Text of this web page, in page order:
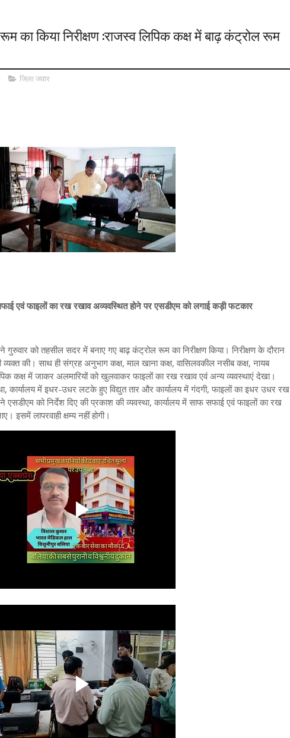
का किया निरीक्षण :राजस्व लिपिक कक्ष में बाढ़ कंट्रोल रूम
जिला जवार
एवं फाइलों का रख रखाव अव्यवस्थित होने पर एसडीएम को लगाई कड़ी फटकार
गुरुवार को तहसील सदर में बनाए गए बाढ़ कंट्रोल रूम का निरीक्षण किया। निरीक्षण के दौरान
की। साथ ही संग्रह अनुभाग कक्ष, माल खाना कक्ष, वासिलवकील नसीब कक्ष, नायब
कक्ष में जाकर अलमारियों को खुलवाकर फाइलों का रख रखाव एवं अन्य व्यवस्थाएं देखा।
कार्यालय में इधर-उधर लटके हुए विद्युत तार और कार्यालय में गंदगी, फाइलों का इधर उधर रख
एसडीएम को निर्देश दिए की प्रकाश की व्यवस्था, कार्यालय में साफ सफाई एवं फाइलों का रख
इसमें लापरवाही क्षम्य नहीं होगी।